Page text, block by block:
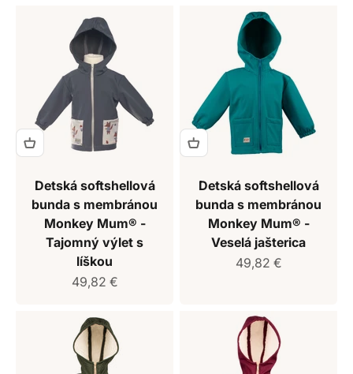
Detská softshellová
bunda s membránou
Monkey Mum® -
Tajomný výlet s
líškou
Predajná cena
49,82 €
Detská softshellová
bunda s membránou
Monkey Mum® -
Veselá jašterica
Predajná cena
49,82 €